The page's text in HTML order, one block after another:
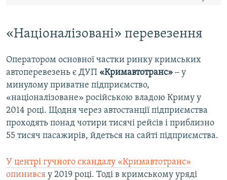
«Націоналізовані» перевезення
Оператором основної частки ринку кримських
автоперевезень є ДУП «Кримавтотранс»‒ у
минулому приватне підприємство,
«націоналізоване» російською владою Криму у
2014 році. Щодня через автостанції підприємства
проходять понад чотири тисячі рейсів і приблизно
55 тисяч пасажирів, йдеться на сайті підприємства.
У центрі гучного скандалу «Кримавтотранс»
опинився у 2019 році. Тоді в кримському уряді